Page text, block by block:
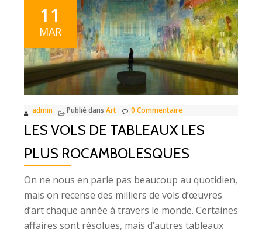
l’éducation
musicale
exactement
?
11
MAR
admin Publié dans Art 0 Commentaire
LES VOLS DE TABLEAUX LES
PLUS ROCAMBOLESQUES
On ne nous en parle pas beaucoup au quotidien,
mais on recense des milliers de vols d’œuvres
d’art chaque année à travers le monde. Certaines
affaires sont résolues, mais d’autres tableaux